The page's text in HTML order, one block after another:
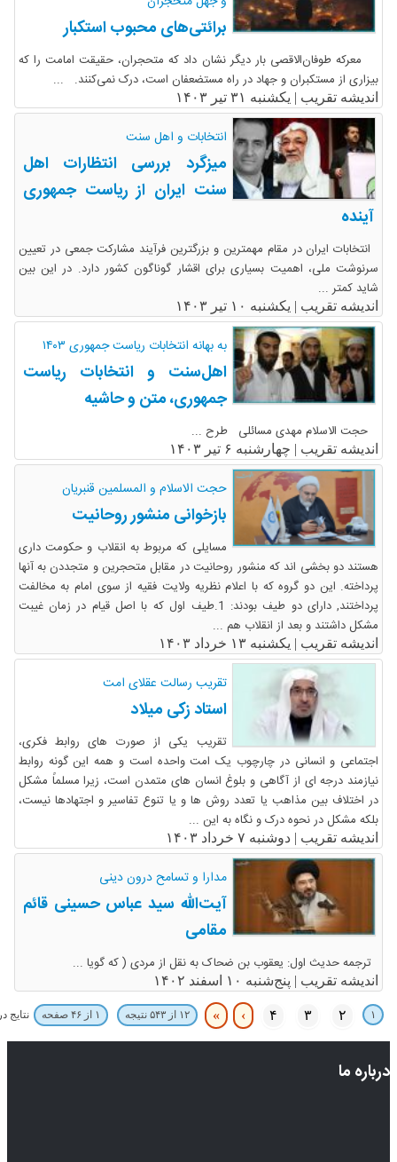
برائتی‌های محبوب استکبار
معرکه طوفان‌الاقصی بار دیگر نشان داد که متحجران، حقیقت امامت را که
بیزاری از مستکبران و جهاد در راه مستضعفان است، درک نمی‌کنند. ...
اندیشه تقریب | یکشنبه ۳۱ تیر ۱۴۰۳
انتخابات و اهل سنت
میزگرد بررسی انتظارات اهل
سنت ایران از ریاست جمهوری
آینده
انتخابات ایران در مقام مهمترین و بزرگترین فرآیند مشارکت جمعی در تعیین
سرنوشت ملی، اهمیت بسیاری برای اقشار گوناگون کشور دارد. در این بین
شاید کمتر ...
اندیشه تقریب | یکشنبه ۱۰ تیر ۱۴۰۳
به بهانه انتخابات ریاست جمهوری ۱۴۰۳
اهل‌سنت و انتخابات ریاست
جمهوری، متن و حاشیه
حجت الاسلام مهدی مسائلی طرح ...
اندیشه تقریب | چهارشنبه ۶ تیر ۱۴۰۳
حجت الاسلام و المسلمین قنبریان
بازخوانی منشور روحانیت
مسایلی که مربوط به انقلاب و حکومت داری
هستند دو بخشی اند که منشور روحانیت در مقابل متحجرین و متجددن به آنها
پرداخته. این دو گروه که با اعلام نظریه ولایت فقیه از سوی امام به مخالفت
پرداختند, دارای دو طیف بودند: 1.طیف اول که با اصل قیام در زمان غیبت
مشکل داشتند و بعد از انقلاب هم ...
اندیشه تقریب | یکشنبه ۱۳ خرداد ۱۴۰۳
تقریب رسالت عقلای امت
استاد زکی میلاد
تقریب یکی از صورت های روابط فکری،
اجتماعی و انسانی در چارچوب یک امت واحده است و همه این گونه روابط
نیازمند درجه ای از آگاهی و بلوغ انسان های متمدن است، زیرا مسلماً مشکل
در اختلاف بین مذاهب یا تعدد روش ها و یا تنوع تفاسیر و اجتهادها نیست،
بلکه مشکل در نحوه درک و نگاه به این ...
اندیشه تقریب | دوشنبه ۷ خرداد ۱۴۰۳
مدارا و تسامح درون دینی
آیت‌الله سید عباس حسینی قائم
مقامی
ترجمه حدیث اول: یعقوب بن ضحاک به نقل از مردی ( که گویا ...
اندیشه تقریب | پنج‌شنبه ۱۰ اسفند ۱۴۰۲
۱ ۲ ۳ ۴ ›
» ۱۲ از ۵۴۳ نتیجه ۱ از ۴۶ صفحه نتایج
درباره ما